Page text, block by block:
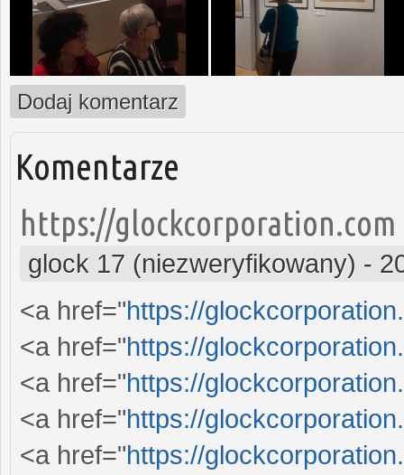
Dodaj komentarz
Komentarze
https://glockcorporation.com
glock 17 (niezweryfikowany) -
<a href="https://
<a href="https://
<a href="https://
<a href="https://
<a href="https://